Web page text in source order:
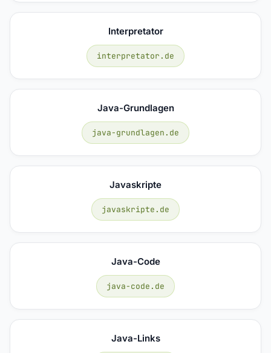
Interpretator
interpretator.de
Java-Grundlagen
java-grundlagen.de
Javaskripte
javaskripte.de
Java-Code
java-code.de
Java-Links